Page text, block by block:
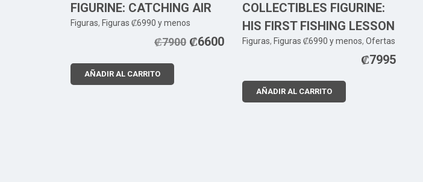
FIGURINE: CATCHING AIR
Figuras, Figuras ₡6990 y menos
₡7900 ₡6600
AÑADIR AL CARRITO
COLLECTIBLES FIGURINE:
HIS FIRST FISHING LESSON
Figuras, Figuras ₡6990 y menos, Ofertas
₡7995
AÑADIR AL CARRITO